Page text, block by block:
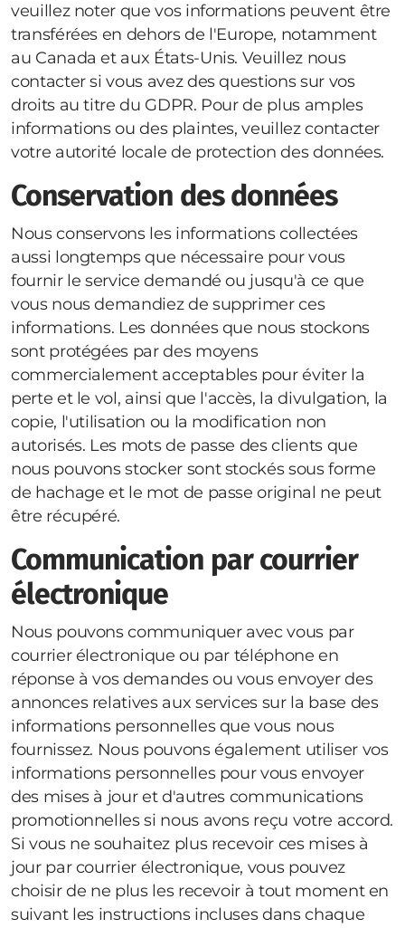
veuillez noter que vos informations peuvent être
transférées en dehors de l'Europe, notamment
au Canada et aux États-Unis. Veuillez nous
contacter si vous avez des questions sur vos
droits au titre du GDPR. Pour de plus amples
informations ou des plaintes, veuillez contacter
votre autorité locale de protection des données.
Conservation des données
Nous conservons les informations collectées
aussi longtemps que nécessaire pour vous
fournir le service demandé ou jusqu'à ce que
vous nous demandiez de supprimer ces
informations. Les données que nous stockons
sont protégées par des moyens
commercialement acceptables pour éviter la
perte et le vol, ainsi que l'accès, la divulgation, la
copie, l'utilisation ou la modification non
autorisés. Les mots de passe des clients que
nous pouvons stocker sont stockés sous forme
de hachage et le mot de passe original ne peut
être récupéré.
Communication par courrier
électronique
Nous pouvons communiquer avec vous par
courrier électronique ou par téléphone en
réponse à vos demandes ou vous envoyer des
annonces relatives aux services sur la base des
informations personnelles que vous nous
fournissez. Nous pouvons également utiliser vos
informations personnelles pour vous envoyer
des mises à jour et d'autres communications
promotionnelles si nous avons reçu votre accord.
Si vous ne souhaitez plus recevoir ces mises à
jour par courrier électronique, vous pouvez
choisir de ne plus les recevoir à tout moment en
suivant les instructions incluses dans chaque